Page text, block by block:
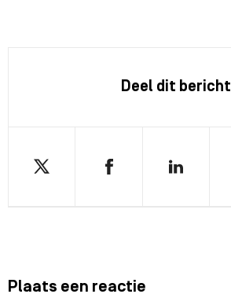
Deel dit bericht
Plaats een reactie